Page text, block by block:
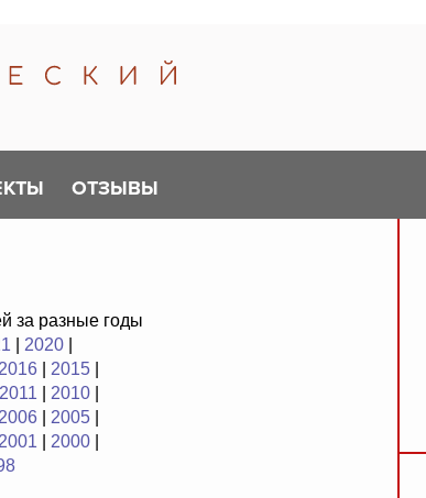
ОТЗЫВЫ
за разные годы
2020
2016 2015
2011 2010|
2006 2005
2001 2000